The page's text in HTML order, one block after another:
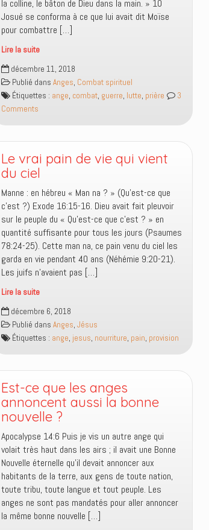
la colline, le bâton de Dieu dans la main. » 10
Josué se conforma à ce que lui avait dit Moïse
pour combattre […]
Lire la suite
Pourquoi
Amalek
est
venu
combattre
à
Rephidim
et
quelle
leçon
peut-
on
tirer
de
cet
événement
?
décembre 11, 2018
Publié dans Anges, Combat spirituel
Étiquettes : ange, combat, guerre, lutte, prière
3
Comments
Le vrai pain de vie qui vient
du ciel
Manne : en hébreu « Man na ? » (Qu’est-ce que
c’est ?) Exode 16:15-16. Dieu avait fait pleuvoir
sur le peuple du « Qu’est-ce que c’est ? » en
quantité suffisante pour tous les jours (Psaumes
78:24-25). Cette man na, ce pain venu du ciel les
garda en vie pendant 40 ans (Néhémie 9:20-21).
Les juifs n’avaient pas […]
Lire la suite
Le
vrai
pain
de
qui
vient
du
ciel
décembre 6, 2018
Publié dans Anges, Jésus
Étiquettes : ange, jesus, nourriture, pain, provision
Est-ce que les anges
annoncent aussi la bonne
nouvelle ?
Apocalypse 14:6 Puis je vis un autre ange qui
volait très haut dans les airs ; il avait une Bonne
Nouvelle éternelle qu’il devait annoncer aux
habitants de la terre, aux gens de toute nation,
toute tribu, toute langue et tout peuple. Les
anges ne sont pas mandatés pour aller annoncer
la même bonne nouvelle […]